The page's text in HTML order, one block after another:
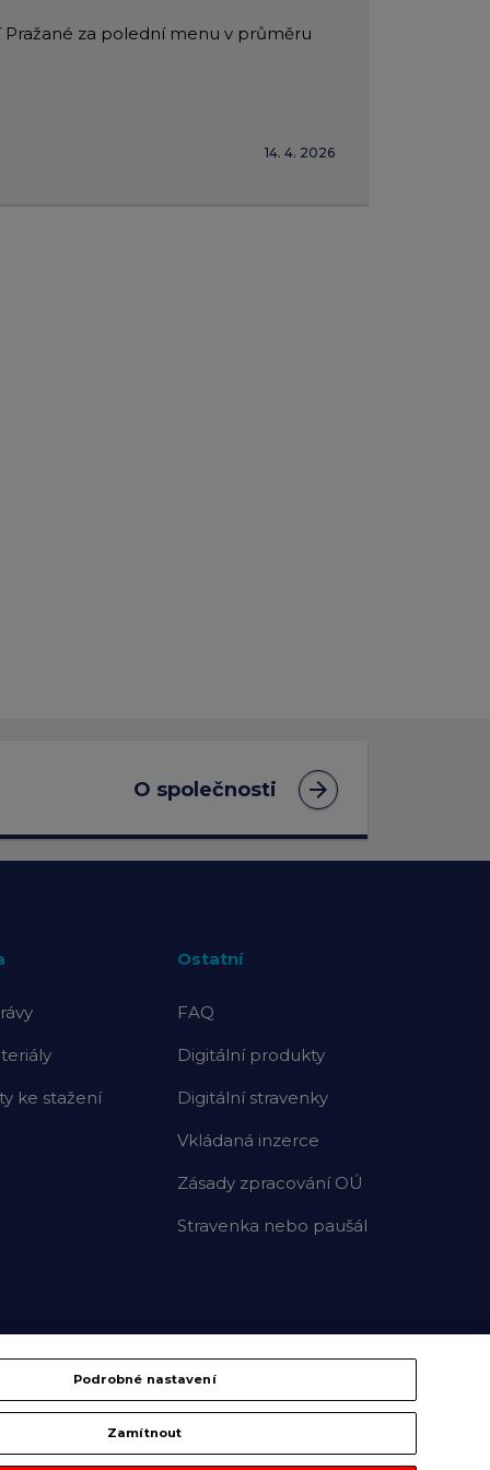
za polední menu v průměru
14. 4. 2026
O společnosti arrow_forward
ke stažení
Ostatní
FAQ
Digitální produkty
Digitální stravenky
Vkládaná inzerce
Zásady zpracování OÚ
Stravenka nebo paušál
Podrobné nastavení
Zamítnout